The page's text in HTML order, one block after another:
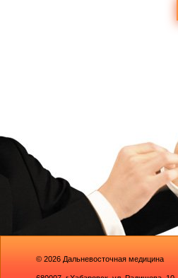
© 2026 Дальневосточная медицина